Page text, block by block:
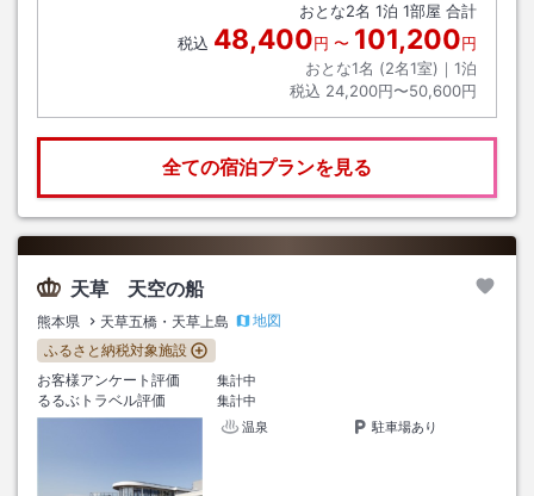
おとな2名 1泊 1部屋 合計
税込 48,400円 〜 101,200円
おとな1名 (2名1室)｜ 1泊
税込 24,200円〜50,600円
全ての宿泊プランを見る
天草 天空の船
熊本県 天草五橋・天草上島
地図
ふるさと納税対象施設
お客様アンケート評価
集計中
るるぶトラベル評価
集計中
温泉
駐車場あり